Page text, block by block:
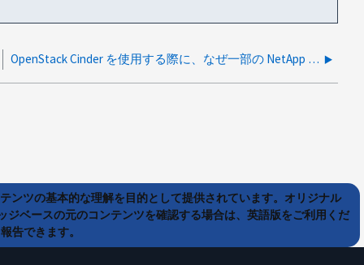
OpenStack Cinder を使用する際に、なぜ一部の NetApp ONTAP ボリューム／LUN はシックプロビジョニングされ、他はシンプロビジョニングされるのか？
ンツの基本的な理解を目的として提供されています。オリジナル
ベースの元のコンテンツを確認する場合は、英語版をご利用くだ
告できます。